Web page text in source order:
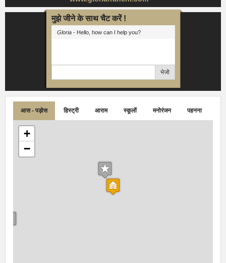
मुझे जीने के साथ चैट करें !
Gloria- Hello, how can I help you?
भेजो
आस - पड़ोस हिस्ट्री आराम स्कूलों मनोरंजन पहनना
+
−